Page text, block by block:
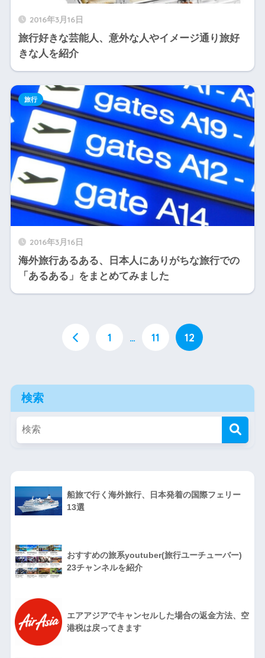
2016年3月16日
旅行好きな芸能人、意外な人やイメージ通り旅好
きな人を紹介
2016年3月16日
海外旅行あるある、日本人にありがちな旅行での
「あるある」をまとめてみました
旅行
1 … 11 12
検索
船旅で行く海外旅行、日本発着の国際フェリー
13選
おすすめの旅系youtuber(旅行ユーチューバー)
23チャンネルを紹介
エアアジアでキャンセルした場合の返金方法、空
港税は戻ってきます